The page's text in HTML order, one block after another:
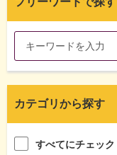
カテゴリから探す
すべてにチェック